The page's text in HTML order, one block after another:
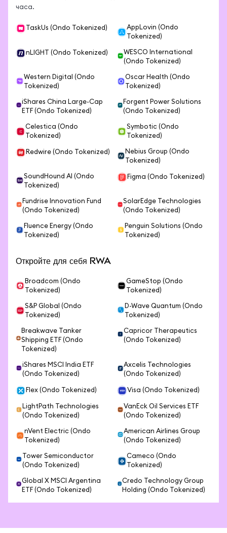
часа.
TaskUs (Ondo Tokenized)
AppLovin (Ondo
Tokenized)
nLIGHT (Ondo Tokenized)
WESCO International
(Ondo Tokenized)
Western Digital (Ondo
Tokenized)
Oscar Health (Ondo
Tokenized)
iShares China Large-Cap
ETF (Ondo Tokenized)
Forgent Power Solutions
(Ondo Tokenized)
Celestica (Ondo
Tokenized)
Symbotic (Ondo
Tokenized)
Redwire (Ondo Tokenized)
Nebius Group (Ondo
Tokenized)
SoundHound AI (Ondo
Tokenized)
Figma (Ondo Tokenized)
Fundrise Innovation Fund
(Ondo Tokenized)
SolarEdge Technologies
(Ondo Tokenized)
Fluence Energy (Ondo
Tokenized)
Penguin Solutions (Ondo
Tokenized)
Откройте для себя RWA
Broadcom (Ondo
Tokenized)
GameStop (Ondo
Tokenized)
S&P Global (Ondo
Tokenized)
D-Wave Quantum (Ondo
Tokenized)
Breakwave Tanker
Shipping ETF (Ondo
Tokenized)
Capricor Therapeutics
(Ondo Tokenized)
iShares MSCI India ETF
(Ondo Tokenized)
Axcelis Technologies
(Ondo Tokenized)
Flex (Ondo Tokenized) Visa (Ondo Tokenized)
LightPath Technologies
(Ondo Tokenized)
VanEck Oil Services ETF
(Ondo Tokenized)
nVent Electric (Ondo
Tokenized)
American Airlines Group
(Ondo Tokenized)
Tower Semiconductor
(Ondo Tokenized)
Cameco (Ondo
Tokenized)
Global X MSCI Argentina
ETF (Ondo Tokenized)
Credo Technology Group
Holding (Ondo Tokenized)